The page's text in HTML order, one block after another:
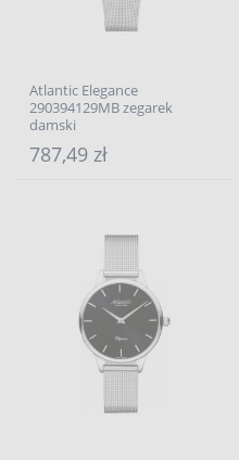
Atlantic Elegance
290394129MB zegarek
damski
787,49 zł